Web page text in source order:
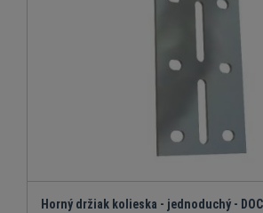
Horný držiak kolieska - jednoduchý -